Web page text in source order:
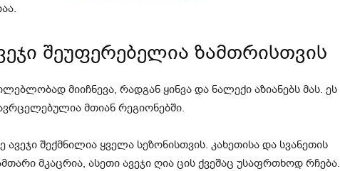
შეუფერებელია ზამთრისთვის
მიიჩნევა, რადგან ყინვა და ნალექი აზიანებს მას. ეს
მთიან რეგიონებში.
ავეჯი შექმნილია ყველა სეზონისთვის. კახეთისა და სვანეთის
მკაცრია, ასეთი ავეჯი ღია ცის ქვეშაც უსაფრთხოდ რჩება.